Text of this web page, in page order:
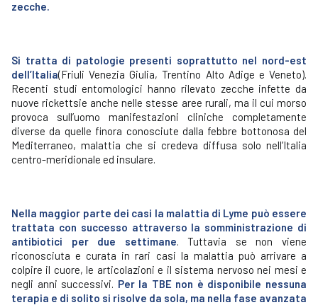
zecche.
Si tratta di patologie presenti soprattutto nel nord-est
dell’Italia(Friuli Venezia Giulia, Trentino Alto Adige e Veneto).
Recenti studi entomologici hanno rilevato zecche infette da
nuove rickettsie anche nelle stesse aree rurali, ma il cui morso
provoca sull’uomo manifestazioni cliniche completamente
diverse da quelle finora conosciute dalla febbre bottonosa del
Mediterraneo, malattia che si credeva diffusa solo nell’Italia
centro-meridionale ed insulare.
Nella maggior parte dei casi la malattia di Lyme può essere
trattata con successo attraverso la somministrazione di
antibiotici per due settimane. Tuttavia se non viene
riconosciuta e curata in rari casi la malattia può arrivare a
colpire il cuore, le articolazioni e il sistema nervoso nei mesi e
negli anni successivi. Per la TBE non è disponibile nessuna
terapia e di solito si risolve da sola, ma nella fase avanzata